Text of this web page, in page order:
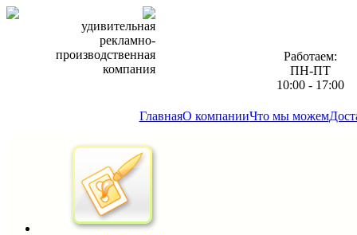
удивительная
рекламно-
производственная
компания
Работаем:
ПН-ПТ
10:00 - 17:00
ГлавнаяО компанииЧто мы можем